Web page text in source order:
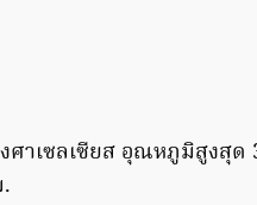
าเซลเซียส อุณหภูมิสูงสุด